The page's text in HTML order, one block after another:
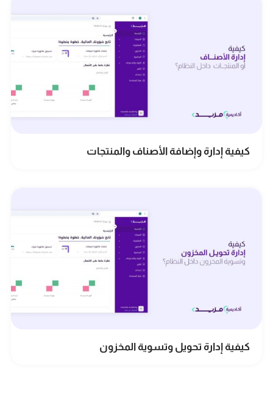
كيفية إدارة وإضافة الأصناف والمنتجات
كيفية إدارة تحويل وتسوية المخزون